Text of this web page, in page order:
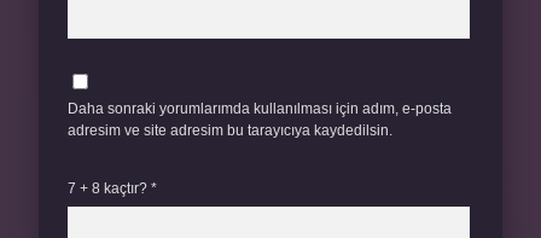
Daha sonraki yorumlarımda kullanılması için adım, e-posta
adresim ve site adresim bu tarayıcıya kaydedilsin.
7 + 8 kaçtır? *